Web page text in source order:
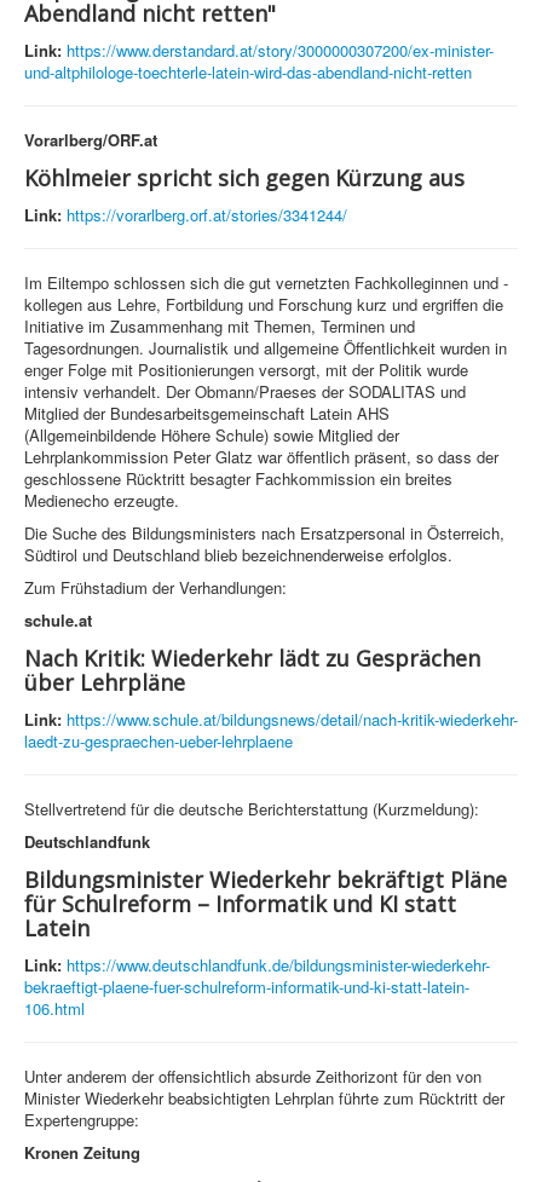
Abendland nicht retten"
Link: https://www.derstandard.at/story/3000000307200/ex-minister-
und-altphilologe-toechterle-latein-wird-das-abendland-nicht-retten
Vorarlberg/ORF.at
Köhlmeier spricht sich gegen Kürzung aus
Link: https://vorarlberg.orf.at/stories/3341244/
Im Eiltempo schlossen sich die gut vernetzten Fachkolleginnen und -
kollegen aus Lehre, Fortbildung und Forschung kurz und ergriffen die
Initiative im Zusammenhang mit Themen, Terminen und
Tagesordnungen. Journalistik und allgemeine Öffentlichkeit wurden in
enger Folge mit Positionierungen versorgt, mit der Politik wurde
intensiv verhandelt. Der Obmann/Praeses der SODALITAS und
Mitglied der Bundesarbeitsgemeinschaft Latein AHS
(Allgemeinbildende Höhere Schule) sowie Mitglied der
Lehrplankommission Peter Glatz war öffentlich präsent, so dass der
geschlossene Rücktritt besagter Fachkommission ein breites
Medienecho erzeugte.
Die Suche des Bildungsministers nach Ersatzpersonal in Österreich,
Südtirol und Deutschland blieb bezeichnenderweise erfolglos.
Zum Frühstadium der Verhandlungen:
schule.at
Nach Kritik: Wiederkehr lädt zu Gesprächen
über Lehrpläne
Link: https://www.schule.at/bildungsnews/detail/nach-kritik-wiederkehr-
laedt-zu-gespraechen-ueber-lehrplaene
Stellvertretend für die deutsche Berichterstattung (Kurzmeldung):
Deutschlandfunk
Bildungsminister Wiederkehr bekräftigt Pläne
für Schulreform – Informatik und KI statt
Latein
Link: https://www.deutschlandfunk.de/bildungsminister-wiederkehr-
bekraeftigt-plaene-fuer-schulreform-informatik-und-ki-statt-latein-
106.html
Unter anderem der offensichtlich absurde Zeithorizont für den von
Minister Wiederkehr beabsichtigten Lehrplan führte zum Rücktritt der
Expertengruppe:
Kronen Zeitung